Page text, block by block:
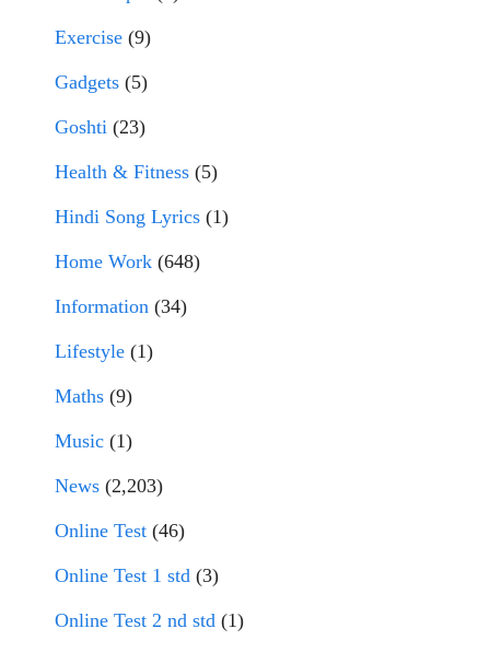
Exercise (9)
Gadgets (5)
Goshti (23)
Health & Fitness (5)
Hindi Song Lyrics (1)
Home Work (648)
Information (34)
Lifestyle (1)
Maths (9)
Music (1)
News (2,203)
Online Test (46)
Online Test 1 std (3)
Online Test 2 nd std (1)